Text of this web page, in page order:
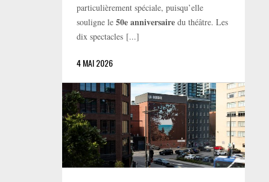
particulièrement spéciale, puisqu’elle
souligne le50e anniversaire du théâtre. Les
dix spectacles [...]
4 MAI 2026